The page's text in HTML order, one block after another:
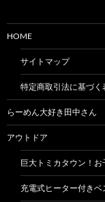
HOME
サイトマップ
特定商取引法に基づく
らーめん大好き田中さん
アウトドア
巨大トミカタウン！お
充電式ヒーター付きベ